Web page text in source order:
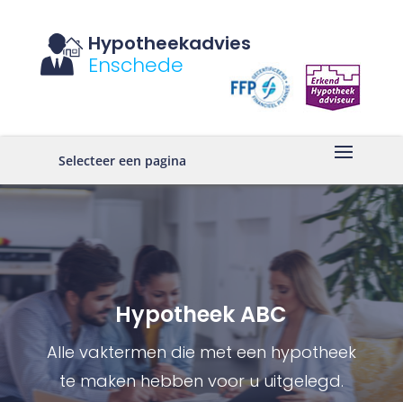
Hypotheekadvies
Enschede
Selecteer een pagina
Hypotheek ABC
Alle vaktermen die met een hypotheek
te maken hebben voor u uitgelegd.